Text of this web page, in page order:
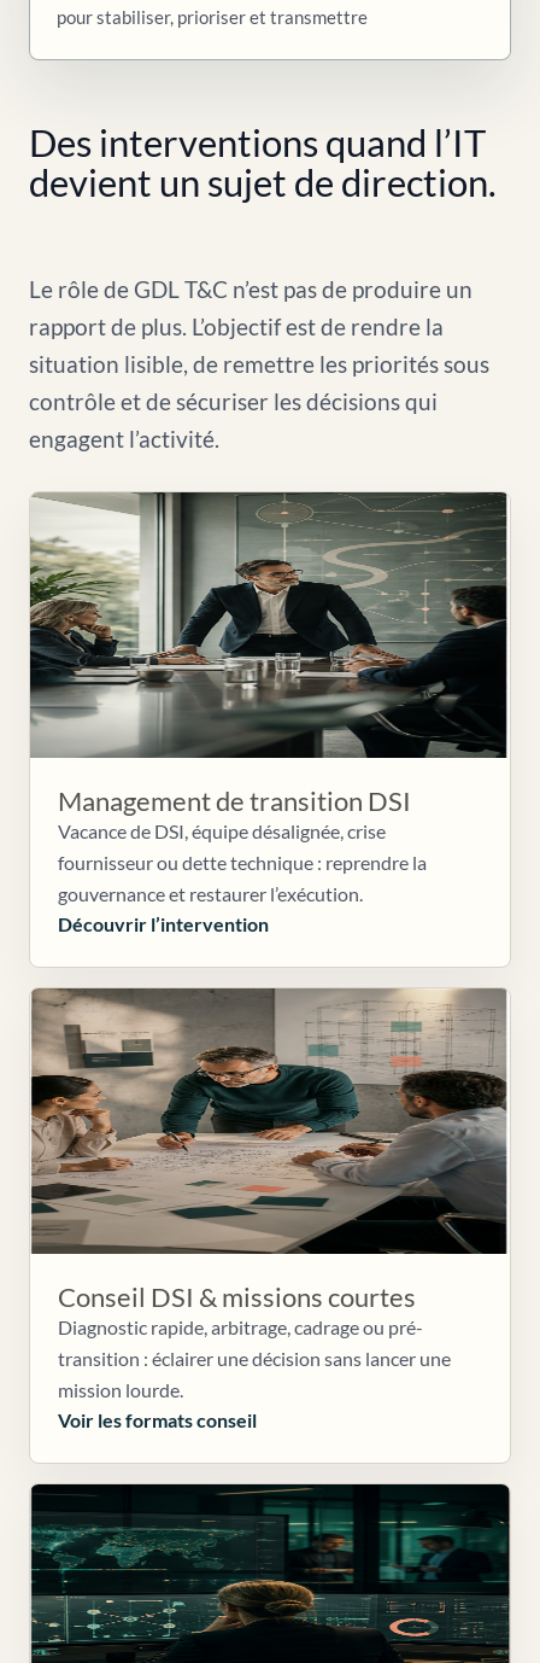
pour stabiliser, prioriser et transmettre
Des interventions quand l’IT
devient un sujet de direction.
Le rôle de GDL T&C n’est pas de produire un
rapport de plus. L’objectif est de rendre la
situation lisible, de remettre les priorités sous
contrôle et de sécuriser les décisions qui
engagent l’activité.
Management de transition DSI
Vacance de DSI, équipe désalignée, crise
fournisseur ou dette technique : reprendre la
gouvernance et restaurer l’exécution.
Découvrir l’intervention
Conseil DSI & missions courtes
Diagnostic rapide, arbitrage, cadrage ou pré-
transition : éclairer une décision sans lancer une
mission lourde.
Voir les formats conseil